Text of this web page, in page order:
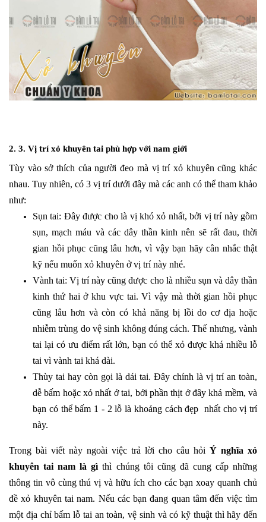
2. 3. Vị trí xỏ khuyên tai phù hợp với nam giới
Tùy vào sở thích của người đeo mà vị trí xỏ khuyên cũng khác
nhau. Tuy nhiên, có 3 vị trí dưới đây mà các anh có thể tham khảo
như:
Sụn tai: Đây được cho là vị khó xỏ nhất, bởi vị trí này gồm
sụn, mạch máu và các dây thần kinh nên sẽ rất đau, thời
gian hồi phục cũng lâu hơn, vì vậy bạn hãy cân nhắc thật
kỹ nếu muốn xỏ khuyên ở vị trí này nhé.
Vành tai: Vị trí này cũng được cho là nhiều sụn và dây thần
kinh thứ hai ở khu vực tai. Vì vậy mà thời gian hồi phục
cũng lâu hơn và còn có khả năng bị lồi do cơ địa hoặc
nhiễm trùng do vệ sinh không đúng cách. Thế nhưng, vành
tai lại có ưu điểm rất lớn, bạn có thể xỏ được khá nhiều lỗ
tai vì vành tai khá dài.
Thùy tai hay còn gọi là dái tai. Đây chính là vị trí an toàn,
dễ bấm hoặc xỏ nhất ở tai, bởi phần thịt ở đây khá mềm, và
bạn có thể bấm 1 - 2 lỗ là khoảng cách đẹp nhất cho vị trí
này.
Trong bài viết này ngoài việc trả lời cho câu hỏi Ý nghĩa xỏ
khuyên tai nam là gìthì chúng tôi cũng đã cung cấp những
thông tin vô cùng thú vị và hữu ích cho các bạn xoay quanh chủ
đề xỏ khuyên tai nam. Nếu các bạn đang quan tâm đến việc tìm
một địa chỉ bấm lỗ tai an toàn, vệ sinh và có kỹ thuật thì hãy đến